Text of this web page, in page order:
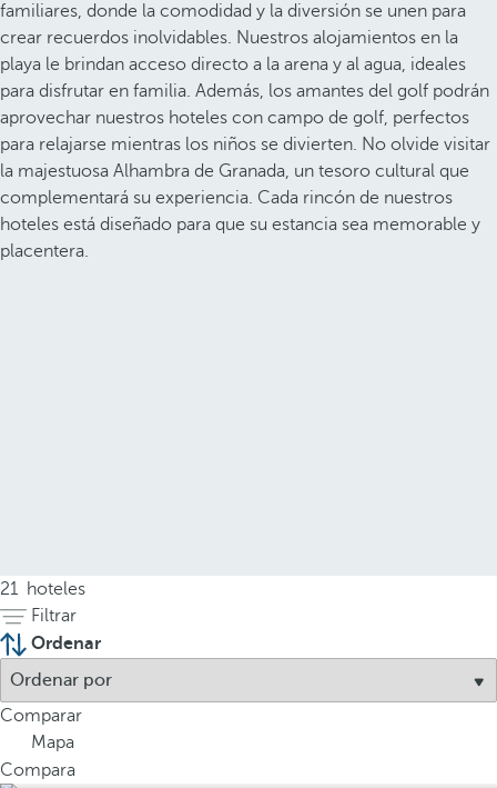
familiares, donde la comodidad y la diversión se unen para
crear recuerdos inolvidables. Nuestros alojamientos en la
playa le brindan acceso directo a la arena y al agua, ideales
para disfrutar en familia. Además, los amantes del golf podrán
aprovechar nuestros hoteles con campo de golf, perfectos
para relajarse mientras los niños se divierten. No olvide visitar
la majestuosa Alhambra de Granada, un tesoro cultural que
complementará su experiencia. Cada rincón de nuestros
hoteles está diseñado para que su estancia sea memorable y
placentera.
21 hoteles
Filtrar
Ordenar
Comparar
Mapa
Compara